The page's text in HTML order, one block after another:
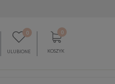
ULUBIONE
0 0
KOSZYK